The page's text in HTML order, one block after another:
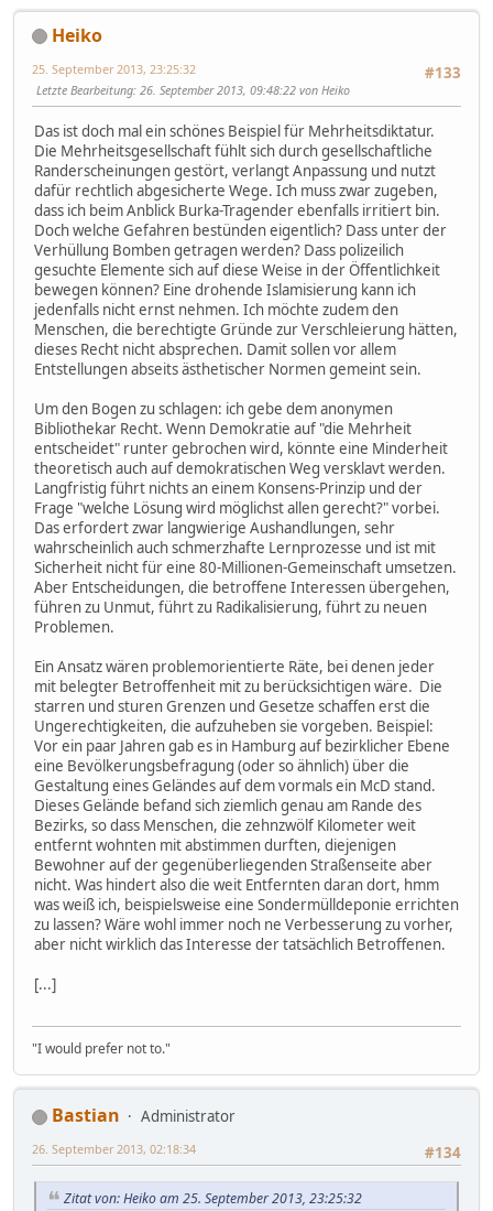
Heiko
#133
25. September 2013, 23:25:32
Letzte Bearbeitung: 26. September 2013, 09:48:22 von Heiko
Das ist doch mal ein schönes Beispiel für Mehrheitsdiktatur.
Die Mehrheitsgesellschaft fühlt sich durch gesellschaftliche
Randerscheinungen gestört, verlangt Anpassung und nutzt
dafür rechtlich abgesicherte Wege. Ich muss zwar zugeben,
dass ich beim Anblick Burka-Tragender ebenfalls irritiert bin.
Doch welche Gefahren bestünden eigentlich? Dass unter der
Verhüllung Bomben getragen werden? Dass polizeilich
gesuchte Elemente sich auf diese Weise in der Öffentlichkeit
bewegen können? Eine drohende Islamisierung kann ich
jedenfalls nicht ernst nehmen. Ich möchte zudem den
Menschen, die berechtigte Gründe zur Verschleierung hätten,
dieses Recht nicht absprechen. Damit sollen vor allem
Entstellungen abseits ästhetischer Normen gemeint sein.
Um den Bogen zu schlagen: ich gebe dem anonymen
Bibliothekar Recht. Wenn Demokratie auf "die Mehrheit
entscheidet" runter gebrochen wird, könnte eine Minderheit
theoretisch auch auf demokratischen Weg versklavt werden.
Langfristig führt nichts an einem Konsens-Prinzip und der
Frage "welche Lösung wird möglichst allen gerecht?" vorbei.
Das erfordert zwar langwierige Aushandlungen, sehr
wahrscheinlich auch schmerzhafte Lernprozesse und ist mit
Sicherheit nicht für eine 80-Millionen-Gemeinschaft umsetzen.
Aber Entscheidungen, die betroffene Interessen übergehen,
führen zu Unmut, führt zu Radikalisierung, führt zu neuen
Problemen.
Ein Ansatz wären problemorientierte Räte, bei denen jeder
mit belegter Betroffenheit mit zu berücksichtigen wäre. Die
starren und sturen Grenzen und Gesetze schaffen erst die
Ungerechtigkeiten, die aufzuheben sie vorgeben. Beispiel:
Vor ein paar Jahren gab es in Hamburg auf bezirklicher Ebene
eine Bevölkerungsbefragung (oder so ähnlich) über die
Gestaltung eines Geländes auf dem vormals ein McD stand.
Dieses Gelände befand sich ziemlich genau am Rande des
Bezirks, so dass Menschen, die zehnzwölf Kilometer weit
entfernt wohnten mit abstimmen durften, diejenigen
Bewohner auf der gegenüberliegenden Straßenseite aber
nicht. Was hindert also die weit Entfernten daran dort, hmm
was weiß ich, beispielsweise eine Sondermülldeponie errichten
zu lassen? Wäre wohl immer noch ne Verbesserung zu vorher,
aber nicht wirklich das Interesse der tatsächlich Betroffenen.
[...]
"I would prefer not to."
Bastian
Administrator
#134
26. September 2013, 02:18:34
Zitat von: Heiko am 25. September 2013, 23:25:32